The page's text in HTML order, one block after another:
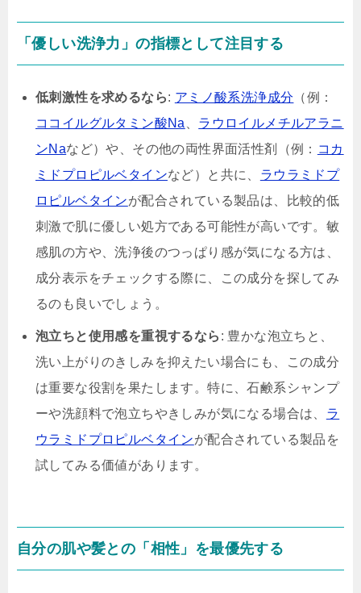
「優しい洗浄力」の指標として注目する
低刺激性を求めるなら: アミノ酸系洗浄成分 （例：
ココイルグルタミン酸Na
ラウロイルメチルアラニ
ンNaなど）や、その他の両性界面活性剤（例： コカ
ミドプロピルベタインなど）と共に、 ラウラミドプ
ロピルベタインが配合されている製品は、比較的低
刺激で肌に優しい処方である可能性が高いです。敏
感肌の方や、洗浄後のつっぱり感が気になる方は、
成分表示をチェックする際に、この成分を探してみ
るのも良いでしょう。
泡立ちと使用感を重視するなら : 豊かな泡立ちと、
洗い上がりのきしみを抑えたい場合にも、この成分
は重要な役割を果たします。特に、石鹸系シャンプ
ーや洗顔料で泡立ちやきしみが気になる場合は、 ラ
ウラミドプロピルベタインが配合されている製品を
試してみる価値があります。
自分の肌や髪との「相性」を最優先する